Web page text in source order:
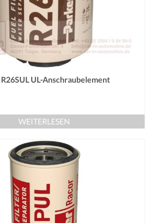
UL-Anschraubelement
WEITERLESEN